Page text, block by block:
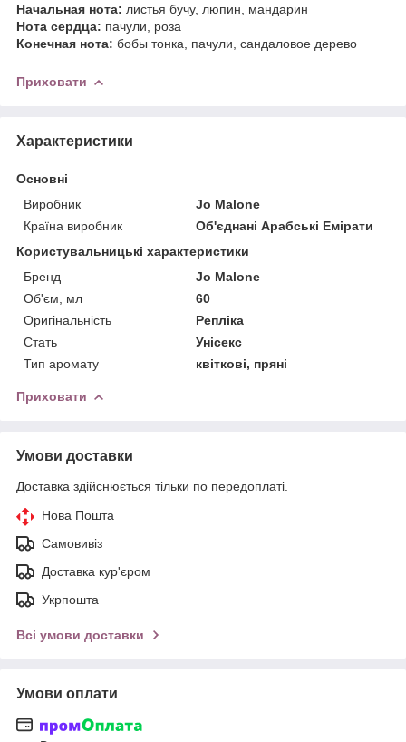
Начальная нота: листья бучу, люпин, мандарин
Нота сердца: пачули, роза
Конечная нота: бобы тонка, пачули, сандаловое дерево
Приховати
Характеристики
Основні
Виробник
Jo Malone
Країна виробник
Об'єднані Арабські Емірати
Користувальницькі характеристики
Бренд
Jo Malone
Об'єм, мл
60
Оригінальність
Репліка
Стать
Унісекс
Тип аромату
квіткові, пряні
Приховати
Умови доставки
Доставка здійснюється тільки по передоплаті.
Нова Пошта
Самовивіз
Доставка кур'єром
Укрпошта
Всі умови доставки
Умови оплати